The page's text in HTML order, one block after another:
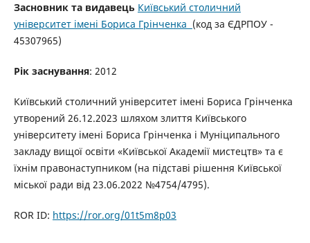
Засновник та видавець Київський столичний
університет імені Бориса Грінченка (код за ЄДРПОУ -
45307965)
Рік заснування: 2012
Київський столичний університет імені Бориса Грінченка
утворений 26.12.2023 шляхом злиття Київського
університету імені Бориса Грінченка і Муніципального
закладу вищої освіти «Київської Академії мистецтв» та є
їхнім правонаступником (на підставі рішення Київської
міської ради від 23.06.2022 №4754/4795).
ROR ID: https://ror.org/01t5m8p03